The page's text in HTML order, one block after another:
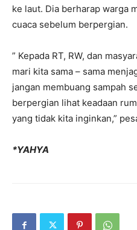
ke laut. Dia berharap warga
cuaca sebelum berpergian.
” Kepada RT, RW, dan
mari kita sama – sama
jangan membuang sampah
berpergian lihat keadaan
yang tidak kita inginkan,”
*YAHYA